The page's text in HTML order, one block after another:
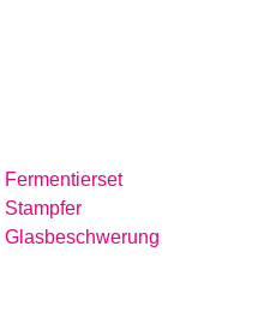
Fermentierset
Stampfer
Glasbeschwerung